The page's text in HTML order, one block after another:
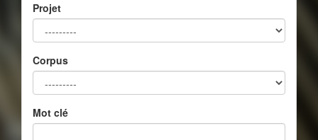
Projet
Corpus
Mot clé